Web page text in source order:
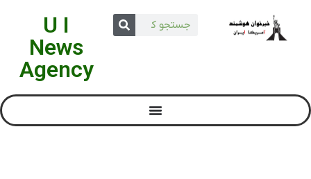
U I
News
Agency